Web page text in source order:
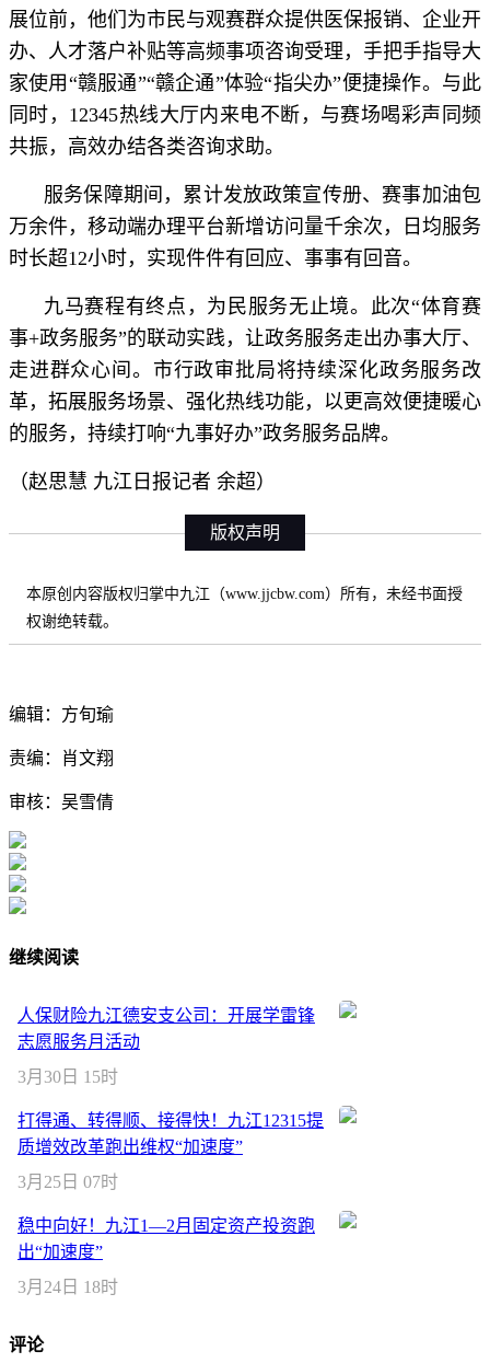
展位前，他们为市民与观赛群众提供医保报销、企业开
办、人才落户补贴等高频事项咨询受理，手把手指导大
家使用“赣服通”“赣企通”体验“指尖办”便捷操作。与此
同时，12345热线大厅内来电不断，与赛场喝彩声同频
共振，高效办结各类咨询求助。
服务保障期间，累计发放政策宣传册、赛事加油包
万余件，移动端办理平台新增访问量千余次，日均服务
时长超12小时，实现件件有回应、事事有回音。
九马赛程有终点，为民服务无止境。此次“体育赛
事+政务服务”的联动实践，让政务服务走出办事大厅、
走进群众心间。市行政审批局将持续深化政务服务改
革，拓展服务场景、强化热线功能，以更高效便捷暖心
的服务，持续打响“九事好办”政务服务品牌。
（赵思慧 九江日报记者 余超）
版权声明
本原创内容版权归掌中九江（www.jjcbw.com）所有，未经书面授
权谢绝转载。
编辑：方旬瑜
责编：肖文翔
审核：吴雪倩
继续阅读
人保财险九江德安支公司：开展学雷锋
志愿服务月活动
3月30日 15时
打得通、转得顺、接得快！九江12315提
质增效改革跑出维权“加速度”
3月25日 07时
稳中向好！九江1—2月固定资产投资跑
出“加速度”
3月24日 18时
评论